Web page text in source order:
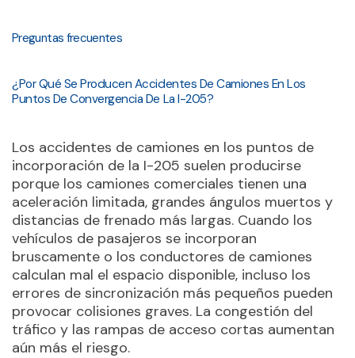
Preguntas frecuentes
¿Por Qué Se Producen Accidentes De Camiones En Los
Puntos De Convergencia De La I-205?
Los accidentes de camiones en los puntos de
incorporación de la I-205 suelen producirse
porque los camiones comerciales tienen una
aceleración limitada, grandes ángulos muertos y
distancias de frenado más largas. Cuando los
vehículos de pasajeros se incorporan
bruscamente o los conductores de camiones
calculan mal el espacio disponible, incluso los
errores de sincronización más pequeños pueden
provocar colisiones graves. La congestión del
tráfico y las rampas de acceso cortas aumentan
aún más el riesgo.